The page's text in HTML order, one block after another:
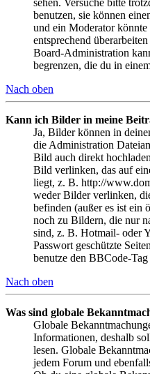
benutzen, sie können
und ein Moderator
entsprechend
Board-Administration
begrenzen, die du in
Nach oben
Kann ich Bilder in meine
Ja, Bilder können in
die Administration
Bild auch direkt
Bild verlinken, das auf
liegt, z. B. http://
weder Bilder verlinken,
befinden (außer es ist ein
noch zu Bildern, die nur
sind, z. B. Hotmail- oder
Passwort geschützte
benutze den BBCode-
Nach oben
Was sind globale
Globale
Informationen, deshalb
lesen. Globale
jedem Forum und